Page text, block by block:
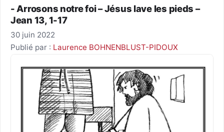
- Arrosons notre foi – Jésus lave les pieds –
Jean 13, 1-17
30 juin 2022
Publié par : Laurence BOHNENBLUST-PIDOUX